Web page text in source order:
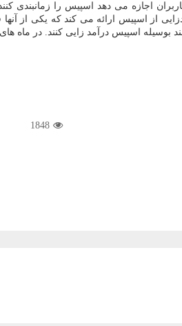
اجازه می دهد اسپیس را زمانبندی
از اسپیس ارائه می کند که
بوسیله اسپیس درآمد زایی کنند. در ماه
1848